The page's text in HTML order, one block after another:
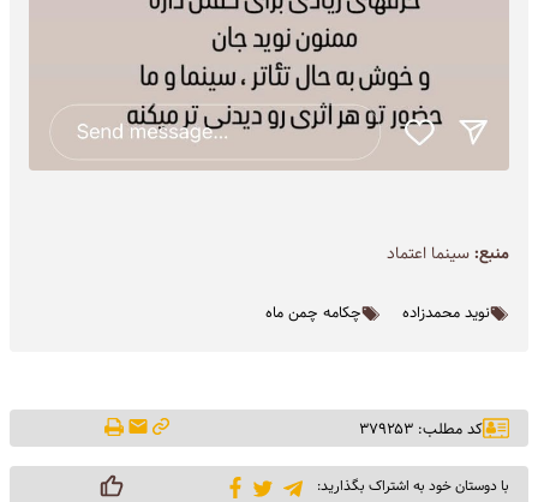
منبع:سینما اعتماد
نوید محمدزاده چکامه چمن ماه
کد مطلب: ۳۷۹۲۵۳
با دوستان خود به اشتراک بگذارید: